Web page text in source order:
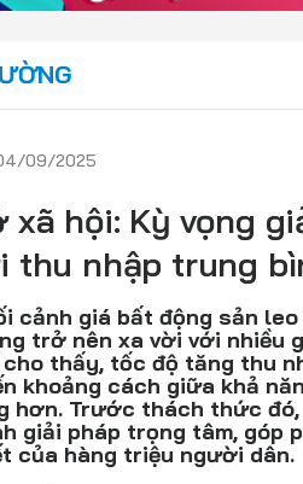
09/2025
xã hội: Kỳ vọng
thu nhập trung
cảnh giá bất động sản
trở nên xa vời với nhiều
thấy, tốc độ tăng thu
khoảng cách giữa khả
hơn. Trước thách thức
giải pháp trọng tâm, góp
của hàng triệu người dân.